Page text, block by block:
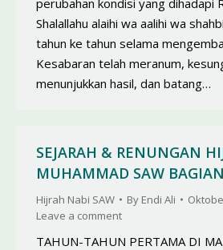
perubahan kondisi yang dihadapi
Shalallahu alaihi wa aalihi wa
tahun ke tahun selama
Kesabaran telah meranum,
menunjukkan hasil, dan batang…
SEJARAH & RENUNGAN
MUHAMMAD SAW
Hijrah Nabi SAW By Endi Ali
Leave a comment
TAHUN-TAHUN PERTAMA DI